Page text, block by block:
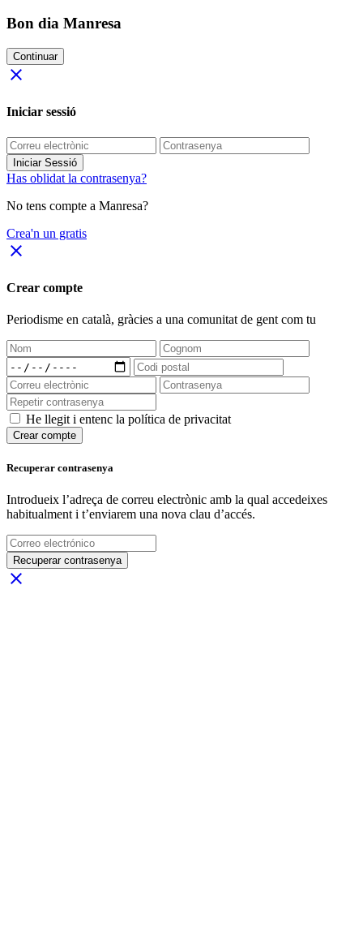
Bon dia Manresa
Continuar
close
Iniciar sessió
Iniciar Sessió
Has oblidat la contrasenya?
No tens compte a Manresa?
Crea'n un gratis
close
Crear compte
Periodisme en català, gràcies a una comunitat de gent com tu
He llegit i entenc la política de privacitat
Crear compte
Recuperar contrasenya
Introdueix l’adreça de correu electrònic amb la qual accedeixes
habitualment i t’enviarem una nova clau d’accés.
Recuperar contrasenya
close